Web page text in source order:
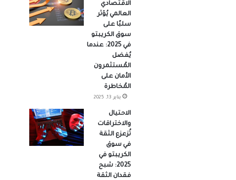
الاقتصادي
العالمي يُؤثر
سلبًا على
سوق الكريبتو
في 2025: عندما
يُفضل
المُستثمرون
الأمان على
المُخاطرة
يناير 13, 2025
الاحتيال
والاختراقات
تُزعزع الثقة
في سوق
الكريبتو في
2025: شبح
فقدان الثقة